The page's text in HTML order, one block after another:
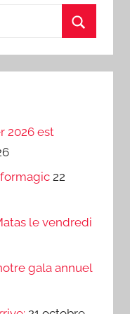
2026 est
22
le vendredi
gala annuel